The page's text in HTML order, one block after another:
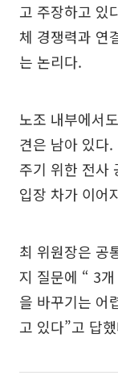
고 주장하고 있
체 경쟁력과 연
는 논리다.
노조 내부에서
견은 남아 있다
주기 위한 전사
입장 차가 이어
최 위원장은 공
지 질문에 “ 3
을 바꾸기는 어
고 있다”고 답